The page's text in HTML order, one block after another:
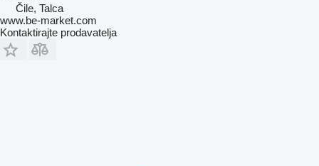
Čile, Talca
www.be-market.com
Kontaktirajte prodavatelja